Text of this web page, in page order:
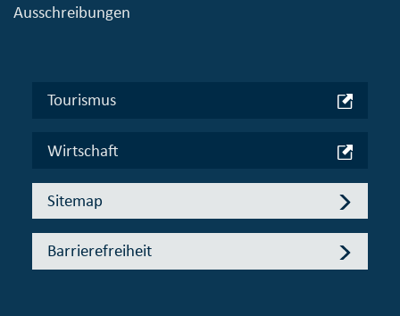
Ausschreibungen
Tourismus
Wirtschaft
Sitemap
Barrierefreiheit